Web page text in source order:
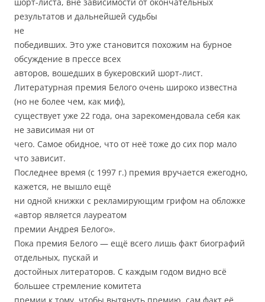
результатов и дальнейшей судьбы
не
победивших. Это уже становится похожим на бурное
обсуждение в прессе всех
авторов, вошедших в букеровский шорт-лист.
Литературная премия Белого очень широко известна
(но не более чем, как миф),
существует уже 22 года, она зарекомендовала себя как
не зависимая ни от
чего. Самое обидное, что от неё тоже до сих пор мало
что зависит.
Последнее время (с 1997 г.) премия вручается ежегодно,
кажется, не вышло ещё
ни одной книжки с рекламирующим грифом на обложке
«автор является лауреатом
премии Андрея Белого».
Пока премия Белого — ещё всего лишь факт биографий
отдельных, пускай и
достойных литераторов. С каждым годом видно всё
большее стремление комитета